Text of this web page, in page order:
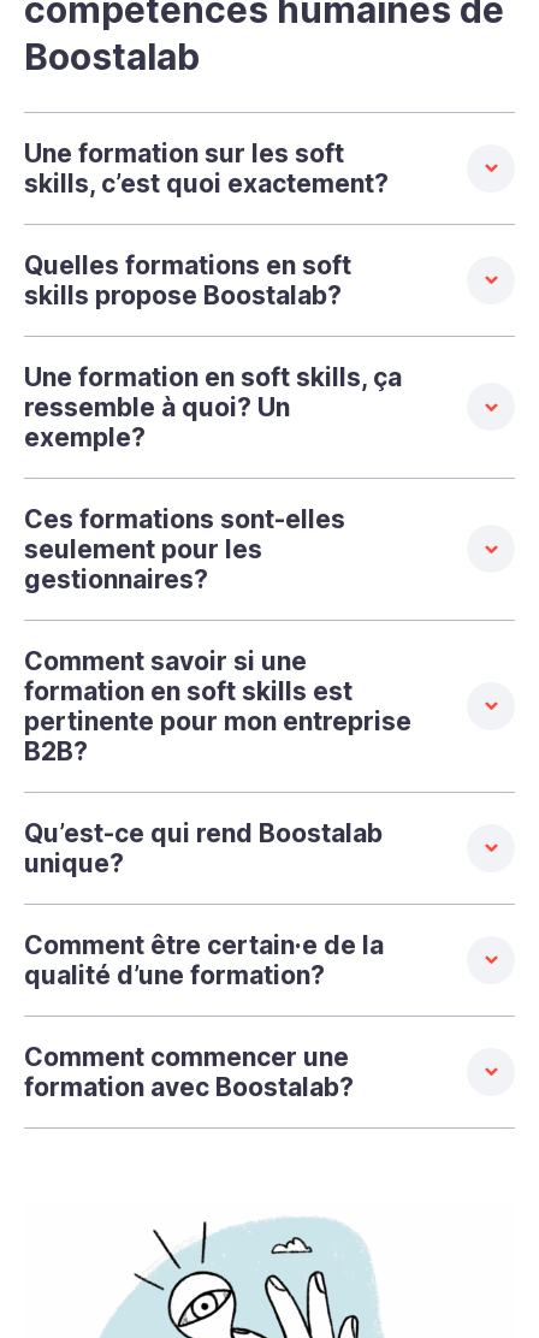
compétences humaines de
Boostalab
Une formation sur les soft
skills, c’est quoi exactement?
Quelles formations en soft
skills propose Boostalab?
Une formation en soft skills, ça
ressemble à quoi? Un
exemple?
Ces formations sont-elles
seulement pour les
gestionnaires?
Comment savoir si une
formation en soft skills est
pertinente pour mon entreprise
B2B?
Qu’est-ce qui rend Boostalab
unique?
Comment être certain·e de la
qualité d’une formation?
Comment commencer une
formation avec Boostalab?